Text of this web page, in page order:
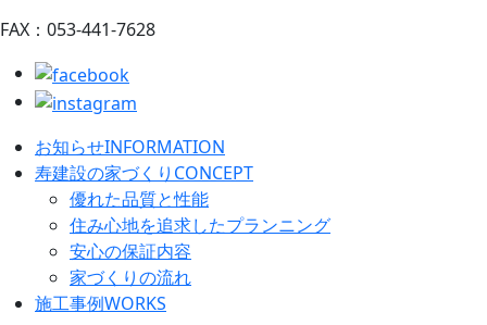
FAX：053-441-7628
お知らせINFORMATION
寿建設の家づくり CONCEPT
優れた品質と性能
住み心地を追求したプランニング
安心の保証内容
家づくりの流れ
施工事例WORKS